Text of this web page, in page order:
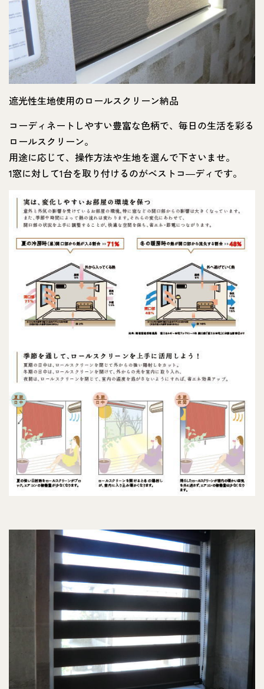
遮光性生地使用のロールスクリーン納品
コーディネートしやすい豊富な色柄で、毎日の生活を彩る
ロールスクリーン。
用途に応じて、操作方法や生地を選んで下さいませ。
1窓に対して1台を取り付けるのがベストコ―ディです。